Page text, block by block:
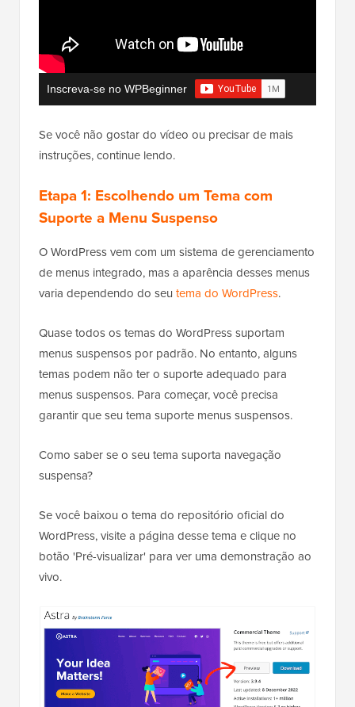
Inscreva-se no WPBeginner
Se você não gostar do vídeo ou precisar de mais
instruções, continue lendo.
Etapa 1: Escolhendo um Tema com
Suporte a Menu Suspenso
O WordPress vem com um sistema de gerenciamento
de menus integrado, mas a aparência desses menus
varia dependendo do seu tema do WordPress.
Quase todos os temas do WordPress suportam
menus suspensos por padrão. No entanto, alguns
temas podem não ter o suporte adequado para
menus suspensos. Para começar, você precisa
garantir que seu tema suporte menus suspensos.
Como saber se o seu tema suporta navegação
suspensa?
Se você baixou o tema do repositório oficial do
WordPress, visite a página desse tema e clique no
botão 'Pré-visualizar' para ver uma demonstração ao
vivo.